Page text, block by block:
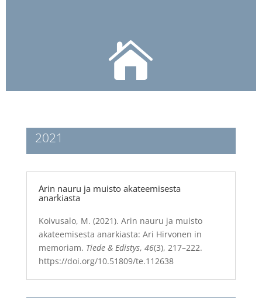

2021
Arin nauru ja muisto akateemisesta
anarkiasta
Koivusalo, M. (2021). Arin nauru ja muisto
akateemisesta anarkiasta: Ari Hirvonen in
memoriam. Tiede & Edistys, 46(3), 217–222.
https://doi.org/10.51809/te.112638